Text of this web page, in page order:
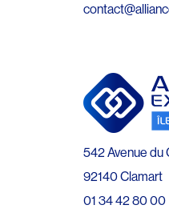
542 Avenue du
92140 Clamart
01 34 42 80 00